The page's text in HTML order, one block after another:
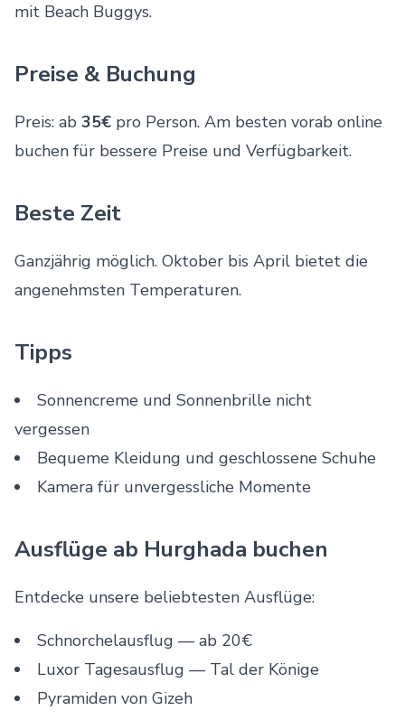
mit Beach Buggys.
Preise & Buchung
Preis: ab 35€ pro Person. Am besten vorab online
buchen für bessere Preise und Verfügbarkeit.
Beste Zeit
Ganzjährig möglich. Oktober bis April bietet die
angenehmsten Temperaturen.
Tipps
Sonnencreme und Sonnenbrille nicht
vergessen
Bequeme Kleidung und geschlossene Schuhe
Kamera für unvergessliche Momente
Ausflüge ab Hurghada buchen
Entdecke unsere beliebtesten Ausflüge:
Schnorchelausflug — ab 20€
Luxor Tagesausflug — Tal der Könige
Pyramiden von Gizeh